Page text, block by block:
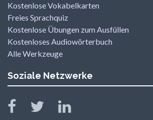
Kostenlose Vokabelkarten
Freies Sprachquiz
Kostenlose Übungen zum Ausfüllen
Kostenloses Audiowörterbuch
Alle Werkzeuge
Soziale Netzwerke